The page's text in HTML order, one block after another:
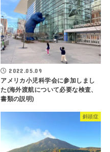
2022.05.09
アメリカ小児科学会に参加しまし
た(海外渡航について必要な検査、
書類の説明)
斜頭症